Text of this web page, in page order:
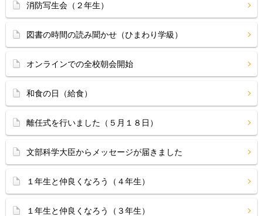
消防写生会（２年生）
図書の時間の読み聞かせ（ひまわり学級）
オンラインでの全校朝会開始
和食の日（給食）
離任式を行いました（５月１８日）
文部科学大臣からメッセージが届きました
１年生と仲良くなろう（４年生）
１年生と仲良くなろう（３年生）